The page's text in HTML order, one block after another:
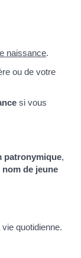
naissance.
ou de votre
si vous
patronymique,
nom de jeune
quotidienne.